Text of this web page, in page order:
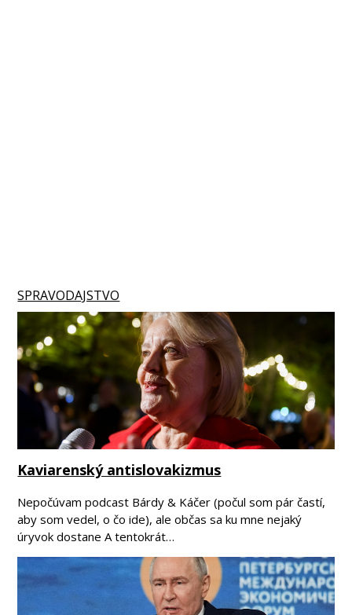
SPRAVODAJSTVO
Kaviarenský antislovakizmus
Nepočúvam podcast Bárdy & Káčer (počul som pár častí,
aby som vedel, o čo ide), ale občas sa ku mne nejaký
úryvok dostane A tentokrát…